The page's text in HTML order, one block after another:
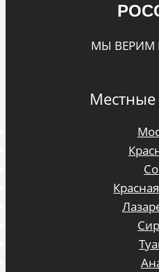
МЫ ВЕРИМ
Местные